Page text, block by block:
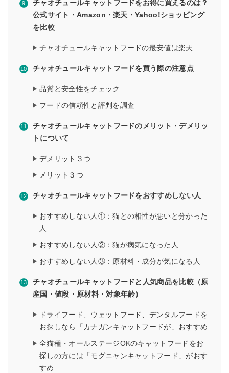
チャオチュールキャットフードをお得に買えるのは？
公式サイト・Amazon・楽天・Yahoo!ショッピング
を比較
チャオチュールキャットフードの最安値は楽天
チャオチュールキャットフードを買う際の注意点
品質と安全性をチェック
フードの信頼性と評判を調査
チャオチュールキャットフードのメリット・デメリッ
トについて
デメリット３つ
メリット３つ
チャオチュールキャットフードをおすすめしない人
おすすめしない人①：猫との相性が悪いと分かった
人
おすすめしない人②：猫が病気になった人
おすすめしない人③：原材料・成分が気になる人
チャオチュールキャットフードと人気商品を比較（原
産国・値段・原材料・対象年齢）
ドライフード、ウェットフード、デンタルフードを
お探しなら「カナガンキャットフードが」おすすめ
全猫種・オールステージOKのキャットフードをお
探しの方には「モグニャンキャットフード」がおす
すめ